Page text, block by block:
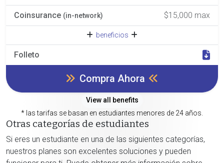
Coinsurance (in-network) $15,000 max
beneficios
Folleto
Compra Ahora
View all benefits
* las tarifas se basan en estudiantes menores de 24 años.
Otras categorías de estudiantes
Si eres un estudiante en una de las siguientes categorías,
nuestros planes son excelentes soluciones y pueden